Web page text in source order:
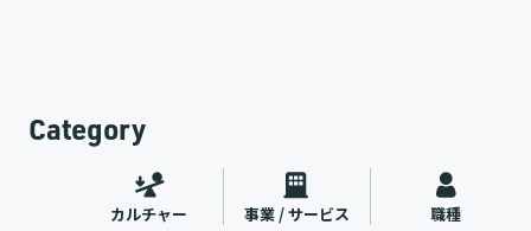
Category
カルチャー 事業 / サービス 職種